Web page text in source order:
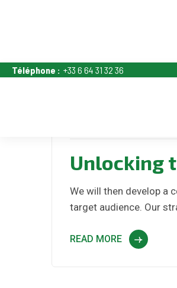
Téléphone : +33 6 64 31 32 36
Unlocking
We will then develop a
target audience. Our
READ MORE